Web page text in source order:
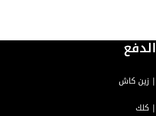
الدفع
| زين كاش
| كلك